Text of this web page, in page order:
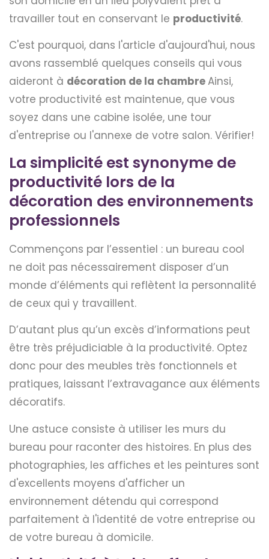
travailler tout en conservant le productivité.
C'est pourquoi, dans l'article d'aujourd'hui, nous
avons rassemblé quelques conseils qui vous
aideront à décoration de la chambreAinsi,
votre productivité est maintenue, que vous
soyez dans une cabine isolée, une tour
d'entreprise ou l'annexe de votre salon. Vérifier!
La simplicité est synonyme de
productivité lors de la
décoration des environnements
professionnels
Commençons par l’essentiel : un bureau cool
ne doit pas nécessairement disposer d’un
monde d’éléments qui reflètent la personnalité
de ceux qui y travaillent.
D’autant plus qu’un excès d’informations peut
être très préjudiciable à la productivité. Optez
donc pour des meubles très fonctionnels et
pratiques, laissant l’extravagance aux éléments
décoratifs.
Une astuce consiste à utiliser les murs du
bureau pour raconter des histoires. En plus des
photographies, les affiches et les peintures sont
d'excellents moyens d'afficher un
environnement détendu qui correspond
parfaitement à l'identité de votre entreprise ou
de votre bureau à domicile.